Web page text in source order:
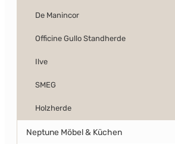
De Manincor
Officine Gullo Standherde
Ilve
SMEG
Holzherde
Neptune Möbel & Küchen